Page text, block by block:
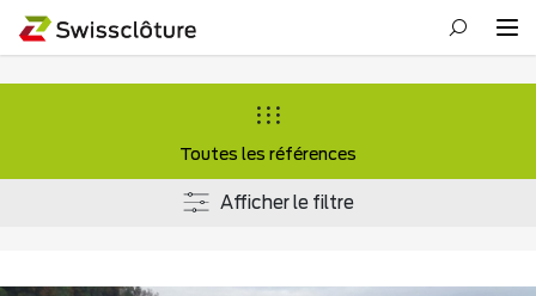
Toutes les références
Afficher le filtre